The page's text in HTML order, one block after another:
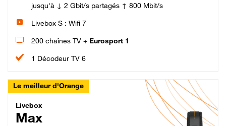
jusqu'à ↓ 2 Gbit/s partagés ↑ 800 Mbit/s
Livebox S : Wifi 7
200 chaînes TV + Eurosport 1
1 Décodeur TV 6
Le meilleur d'Orange
Livebox Max Fibre
Livebox
Max